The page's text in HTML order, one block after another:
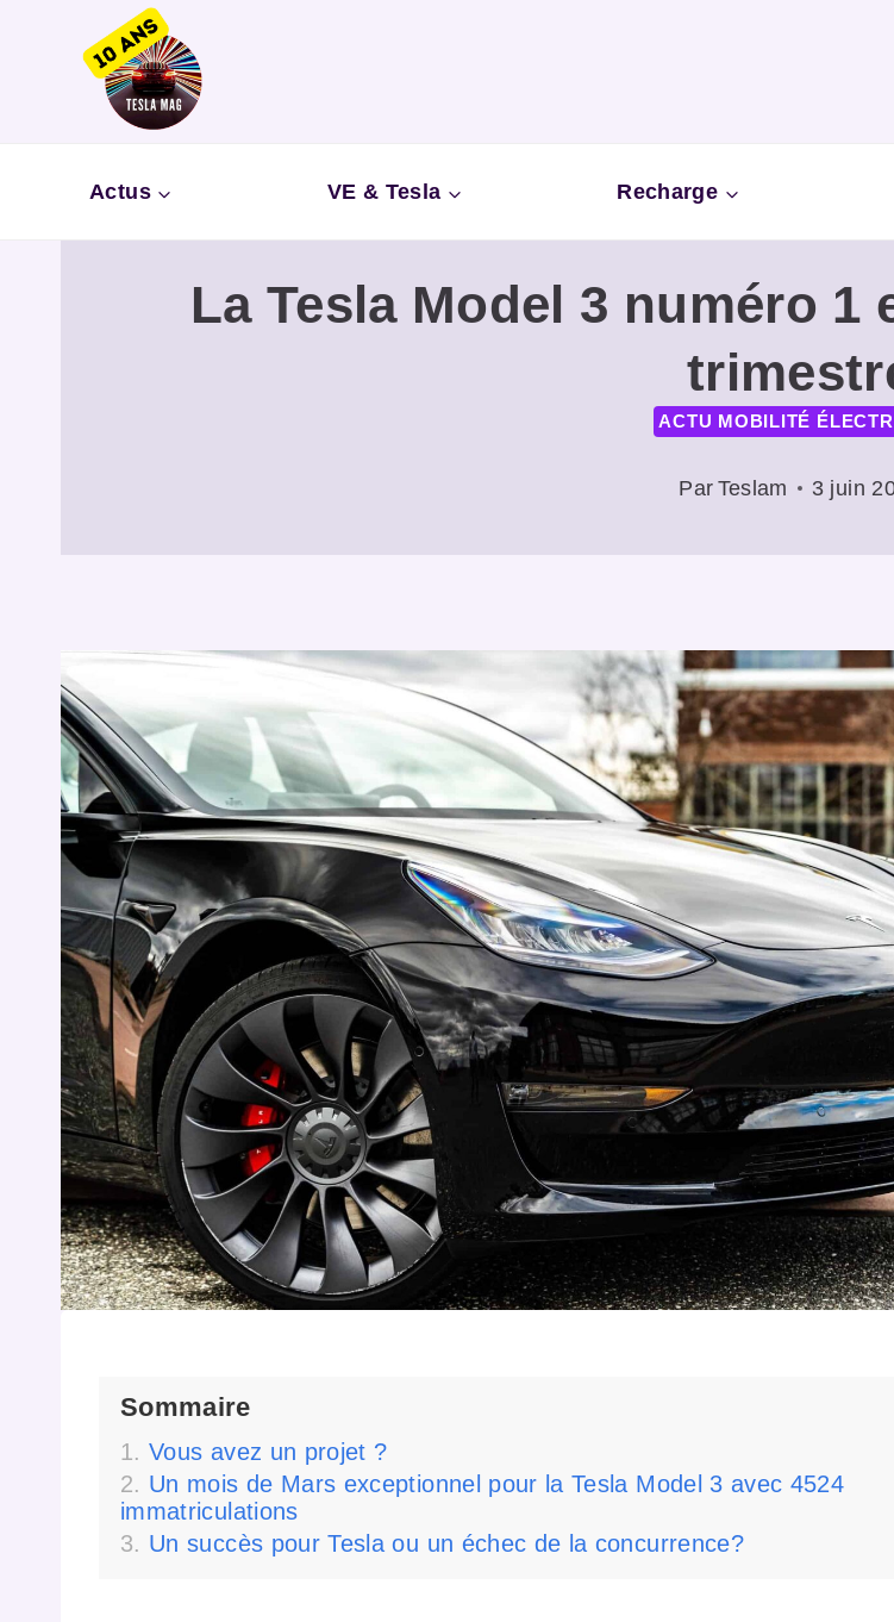
Actus VE & Tesla Recharge
La Tesla Model 3 numéro 1
ACTU MOBILITÉ
Par Teslam 3 juin
Sommaire
Vous avez un projet ?
Un mois de Mars exceptionnel pour la Tesla Model 3 avec 4524
immatriculations
Un succès pour Tesla ou un échec de la concurrence?